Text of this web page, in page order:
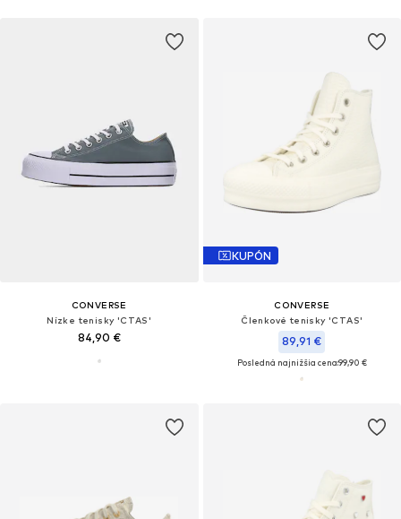
CONVERSE
Nízke tenisky 'CTAS'
84,90 €
KUPÓN
CONVERSE
Členkové tenisky 'CTAS'
89,91 €
Posledná najnižšia cena:99,90 €